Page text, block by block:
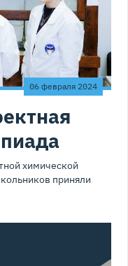
06 февраля 2024
химической
приняли